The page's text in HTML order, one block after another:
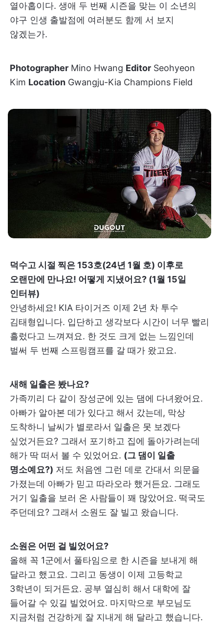
열아홉이다. 생애 두 번째 시즌을 맞는 이 소년의
야구 인생 출발점에 여러분도 함께 서 보지
않겠는가.
Photographer Mino Hwang Editor Seohyeon
Kim Location Gwangju-Kia Champions Field
덕수고 시절 찍은 153호(24년 1월 호) 이후로
오랜만에 만나요! 어떻게 지냈어요? (1월 15일
인터뷰)
안녕하세요! KIA 타이거즈 이제 2년 차 투수
김태형입니다. 입단하고 생각보다 시간이 너무 빨리
흘렀다고 느껴져요. 한 것도 크게 없는 느낌인데
벌써 두 번째 스프링캠프를 갈 때가 왔고요.
새해 일출은 봤나요?
가족끼리 다 같이 장성군에 있는 댐에 다녀왔어요.
아빠가 알아본 데가 있다고 해서 갔는데, 막상
도착하니 날씨가 별로라서 일출은 못 보겠다
싶었거든요? 그래서 포기하고 집에 돌아가려는데
해가 딱 떠서 볼 수 있었어요. (그 댐이 일출
명소예요?) 저도 처음엔 그런 데로 간대서 의문을
가졌는데 아빠가 믿고 따라오라 했거든요. 그래도
거기 일출을 보러 온 사람들이 꽤 많았어요. 떡국도
주던데요? 그래서 소원도 잘 빌고 왔습니다.
소원은 어떤 걸 빌었어요?
올해 꼭 1군에서 풀타임으로 한 시즌을 보내게 해
달라고 했고요. 그리고 동생이 이제 고등학교
3학년이 되거든요. 공부 열심히 해서 대학에 잘
들어갈 수 있길 빌었어요. 마지막으로 부모님도
지금처럼 건강하게 잘 지내게 해 달라고 했습니다.